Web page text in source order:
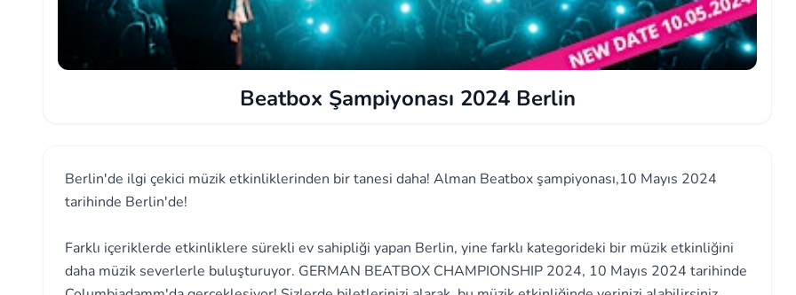
Beatbox Şampiyonası 2024 Berlin
Berlin'de ilgi çekici müzik etkinliklerinden bir tanesi daha! Alman Beatbox şampiyonası,10 Mayıs 2024
tarihinde Berlin'de!
Farklı içeriklerde etkinliklere sürekli ev sahipliği yapan Berlin, yine farklı kategorideki bir müzik etkinliğini
daha müzik severlerle buluşturuyor. GERMAN BEATBOX CHAMPIONSHIP 2024, 10 Mayıs 2024 tarihinde